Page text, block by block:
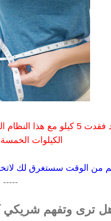
لو قلت لك"لقد فقدت 5 كيلو
الكيلوات الخمسة
من الوقت سستغرق لك
-----
ترى وتفهم شريكي